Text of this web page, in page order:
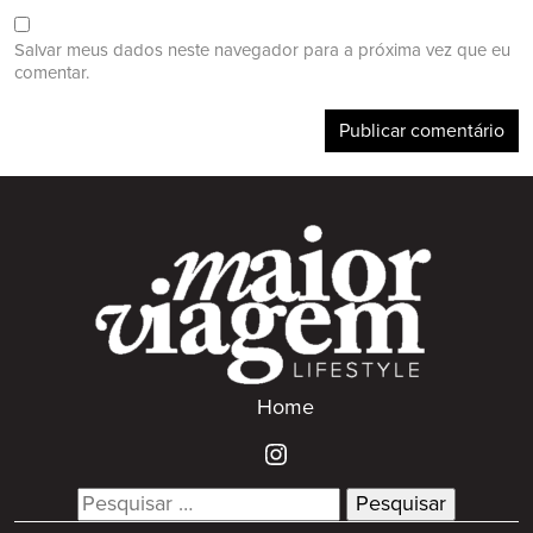
Salvar meus dados neste navegador para a próxima vez que eu
comentar.
Home
Search
for: